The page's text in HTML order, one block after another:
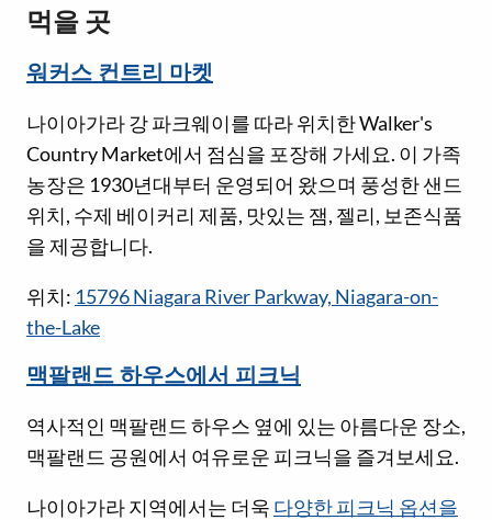
먹을 곳
워커스 컨트리 마켓
나이아가라 강 파크웨이를 따라 위치한 Walker's
Country Market에서 점심을 포장해 가세요. 이 가족
농장은 1930년대부터 운영되어 왔으며 풍성한 샌드
위치, 수제 베이커리 제품, 맛있는 잼, 젤리, 보존식품
을 제공합니다.
위치: 15796 Niagara River Parkway, Niagara-on-
the-Lake
맥팔랜드 하우스에서 피크닉
역사적인 맥팔랜드 하우스 옆에 있는 아름다운 장소,
맥팔랜드 공원에서 여유로운 피크닉을 즐겨보세요.
나이아가라 지역에서는 더욱 다양한 피크닉 옵션을